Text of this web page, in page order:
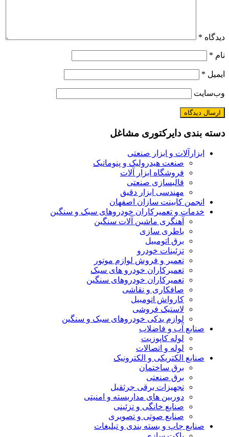
دیدگاه *
نام *
ایمیل *
وب‌سایت
دسته بندی دایرکتوری مشاغل
ابزارآلات و ابزار صنعتی
صنعت هیدرولیک و پنوماتیک
فروشگاه ابزار آلات
قالبسازی صنعتی
مهندسی ابزار دقیق
انجمن کابینت سازان اصفهان
خدمات و تعمیرکاران خودروهای سبک و سنگین
آهنگری ماشین آلات سنگین
باطری سازی
برق اتومبیل
تزئینات خودرو
تعمیر و فروش لوازم موتور
تعمیرکاران خودرو های سبک
تعمیرکاران خودروهای سنگین
صافکاری و نقاشی
کارواش اتومبیل
لاستیک فروشی
لوازم یدکی خودروهای سبک و سنگین
صنایع آب و فاضلاب
لوله کاپوزیت
لوله و اتصالات
صنایع الکتریکی و الکترونیک
برق ساختمان
برق صنعتی
تجهیزات برقی جرثقیل
دوربین های مداربسته و امنیتی
صنایع خانگی و تزئینی
صنایع صوتی و تصویری
صنایع چاپ و بسته بندی و تبلیغات